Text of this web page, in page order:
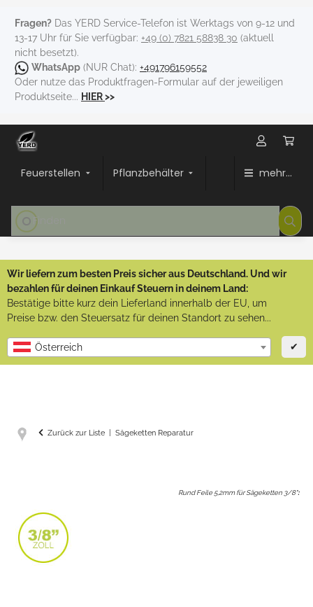
Fragen? Das YERD Service-Telefon ist Werktags von 9-12 und
13-17 Uhr für Sie verfügbar: +49 (0) 7821 58838 30 (aktuell
nicht besetzt).
WhatsApp (NUR Chat): +491796159552
Oder nutze das Produktfragen-Formular auf der jeweiligen
Produktseite... HIER>>
Feuerstellen Pflanzbehälter mehr...
Wir liefern zum besten Preis sicher aus Deutschland. Und wir
bezahlen für deinen Einkauf Steuern in deinem Land:
Bestätige bitte kurz dein Lieferland innerhalb der EU, um
Preise bzw. den Steuersatz für deinen Standort zu sehen...
Österreich ✔
Zurück zur Liste Sägeketten Reparatur
Rund Feile 5,2mm für Sägeketten 3/8":